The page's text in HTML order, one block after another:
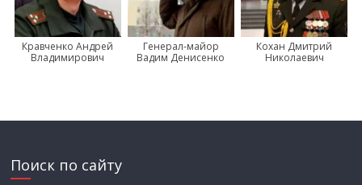
Кравченко Андрей
Владимирович
Генерал-майор
Вадим Денисенко
Кохан Дмитрий
Николаевич
Поиск по сайту